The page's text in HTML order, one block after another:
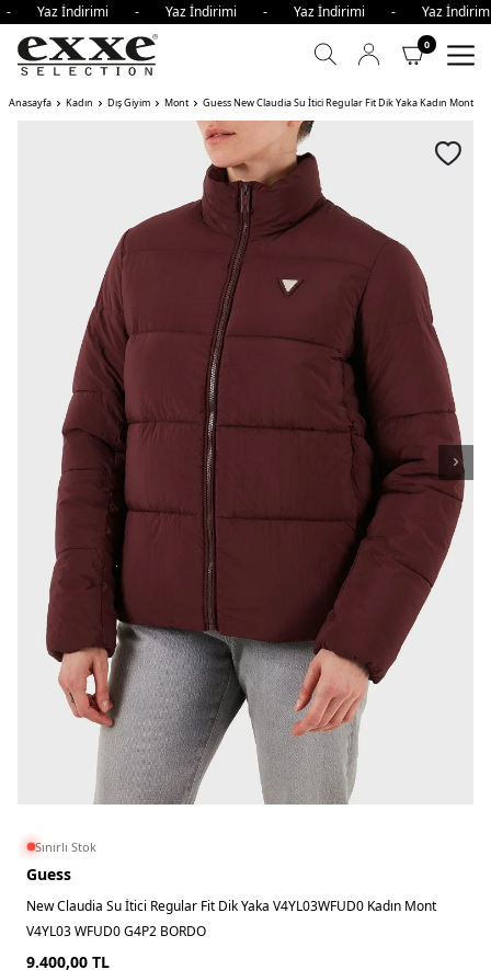
Yaz İndirimi - Yaz İndirimi - Yaz İndirimi - Yaz
0
Anasayfa Kadın Dış Giyim Mont Guess New Claudia Su İtici Regular Fit Dik Yaka Kadın Mont
Sınırlı Stok
Guess
New Claudia Su İtici Regular Fit Dik Yaka V4YL03WFUD0 Kadın Mont
V4YL03 WFUD0 G4P2 BORDO
9.400,00 TL